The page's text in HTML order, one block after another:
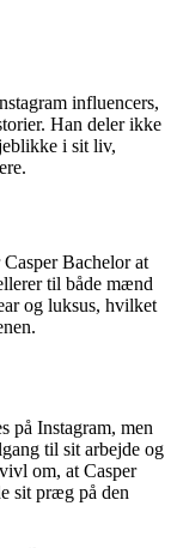
influencers,
Han deler ikke
i sit liv,
Bachelor at
til både mænd
og luksus, hvilket
på Instagram, men
til sit arbejde og
om, at Casper
sit præg på den